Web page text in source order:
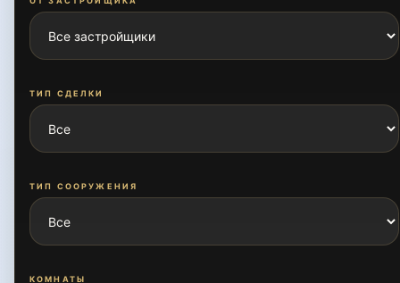
ТИП СДЕЛКИ
ТИП СООРУЖЕНИЯ
КОМНАТЫ